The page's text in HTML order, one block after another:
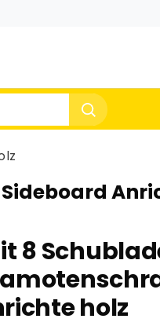
8
holz